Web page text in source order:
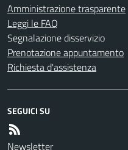
Amministrazione trasparente
Leggi le FAQ
Segnalazione disservizio
Prenotazione appuntamento
Richiesta d'assistenza
SEGUICI SU
Newsletter